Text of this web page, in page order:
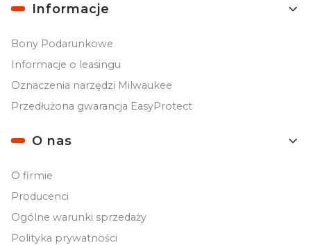
Informacje
Bony Podarunkowe
Informacje o leasingu
Oznaczenia narzędzi Milwaukee
Przedłużona gwarancja EasyProtect
O nas
O firmie
Producenci
Ogólne warunki sprzedaży
Polityka prywatności